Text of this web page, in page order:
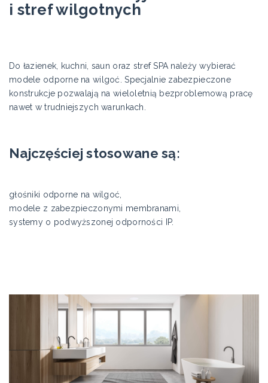
i stref wilgotnych
Do łazienek, kuchni, saun oraz stref SPA należy wybierać
modele odporne na wilgoć. Specjalnie zabezpieczone
konstrukcje pozwalają na wieloletnią bezproblemową pracę
nawet w trudniejszych warunkach.
Najczęściej stosowane są:
głośniki odporne na wilgoć,
modele z zabezpieczonymi membranami,
systemy o podwyższonej odporności IP.